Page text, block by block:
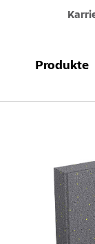
Produkte
Produkte &